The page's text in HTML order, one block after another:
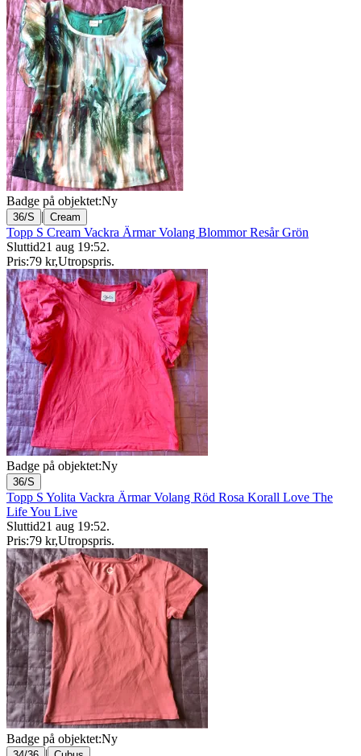
Badge på objektet:Ny
36/S | Cream
Topp S Cream Vackra Ärmar Volang Blommor Resår Grön
Sluttid21 aug 19:52.
Pris:79 kr,Utropspris.
Badge på objektet:Ny
36/S
Topp S Yolita Vackra Ärmar Volang Röd Rosa Korall Love The
Life You Live
Sluttid21 aug 19:52.
Pris:79 kr,Utropspris.
Badge på objektet:Ny